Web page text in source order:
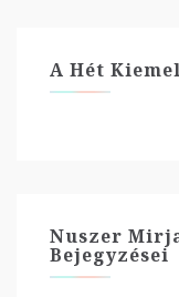
A Hét
Nuszer
Bejegyzései